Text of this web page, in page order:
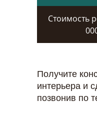
Стоимость
Получите
интерьера и
позвонив по